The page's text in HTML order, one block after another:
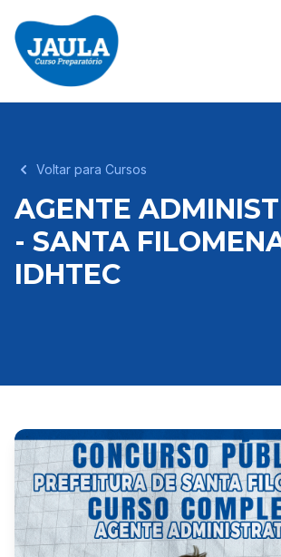
Voltar para Cursos
AGENTE
- SANTA
IDHTEC